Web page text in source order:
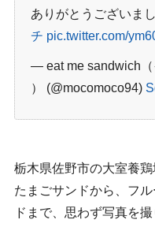
ありがとうございま
チ pic.twitter.com/
— eat me sandwich
） (@mocomoco94)
栃木県佐野市の大室養
たまごサンドから、フ
ドまで、思わず写真を